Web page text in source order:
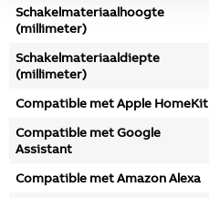
Schakelmateriaalhoogte
(millimeter)
Schakelmateriaaldiepte
(millimeter)
Compatible met Apple HomeKit
Compatible met Google
Assistant
Compatible met Amazon Alexa